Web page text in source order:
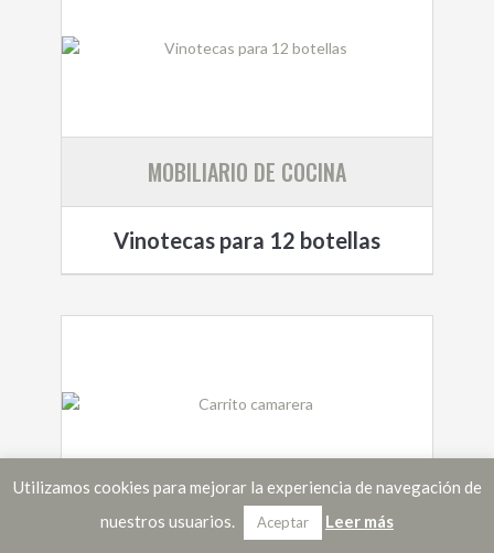
MOBILIARIO DE COCINA
Vinotecas para 12 botellas
MOBILIARIO DE COCINA
Utilizamos cookies para mejorar la experiencia de navegación de
nuestros usuarios.
Aceptar Leer más